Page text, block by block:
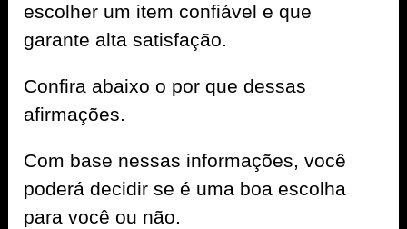
escolher um item confiável e que
garante alta satisfação.
Confira abaixo o por que dessas
afirmações.
Com base nessas informações, você
poderá decidir se é uma boa escolha
para você ou não.